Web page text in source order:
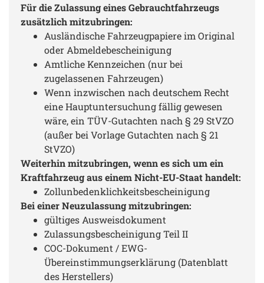
Für die Zulassung eines Gebrauchtfahrzeugs
zusätzlich mitzubringen:
Ausländische Fahrzeugpapiere im Original
oder Abmeldebescheinigung
Amtliche Kennzeichen (nur bei
zugelassenen Fahrzeugen)
Wenn inzwischen nach deutschem Recht
eine Hauptuntersuchung fällig gewesen
wäre, ein TÜV-Gutachten nach § 29 StVZO
(außer bei Vorlage Gutachten nach § 21
StVZO)
Weiterhin mitzubringen, wenn es sich um ein
Kraftfahrzeug aus einem Nicht-EU-Staat handelt:
Zollunbedenklichkeitsbescheinigung
Bei einer Neuzulassung mitzubringen:
gültiges Ausweisdokument
Zulassungsbescheinigung Teil II
COC-Dokument / EWG-
Übereinstimmungserklärung (Datenblatt
des Herstellers)